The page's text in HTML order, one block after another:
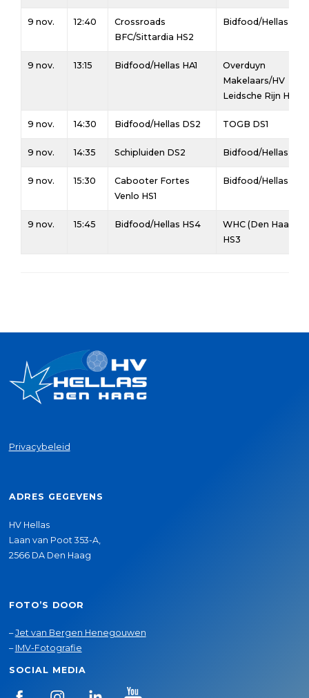
9 nov. 12:40
Crossroads
BFC/Sittardia HS2
Bidfood/Hellas HS2
9 nov. 13:15 Bidfood/Hellas HA1
Overduyn
Makelaars/HV
Leidsche Rijn HA1
9 nov. 14:30 Bidfood/Hellas DS2 TOGB DS1
9 nov. 14:35 Schipluiden DS2 Bidfood/Hellas DS3
9 nov. 15:30
Cabooter Fortes
Venlo HS1
Bidfood/Hellas HS3
9 nov. 15:45 Bidfood/Hellas HS4
WHC (Den Haag)
HS3
Privacybeleid
ADRES GEGEVENS
HV Hellas
Laan van Poot 353-A,
2566 DA Den Haag
FOTO’S DOOR
–Jet van Bergen Henegouwen
– IMV-Fotografie
SOCIAL MEDIA